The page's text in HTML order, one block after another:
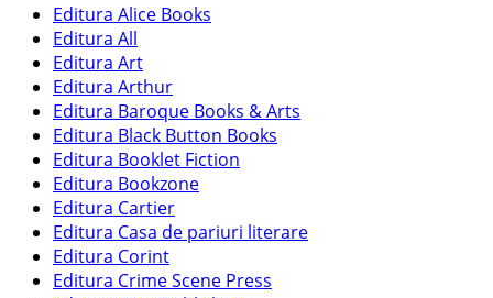
Editura Alice Books
Editura All
Editura Art
Editura Arthur
Editura Baroque Books & Arts
Editura Black Button Books
Editura Booklet Fiction
Editura Bookzone
Editura Cartier
Editura Casa de pariuri literare
Editura Corint
Editura Crime Scene Press